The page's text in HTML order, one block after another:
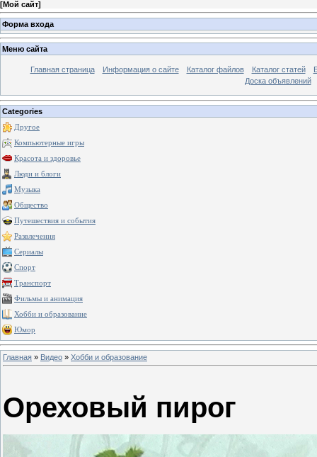
[Мой сайт]
Форма входа
Меню сайта
Главная страница Информация о сайте Каталог файлов Каталог статей
Доска объявлений
Categories
Другое
Компьютерные игры
Красота и здоровье
Люди и блоги
Музыка
Общество
Путешествия и события
Развлечения
Сериалы
Спорт
Транспорт
Фильмы и анимация
Хобби и образование
Юмор
Главная » Видео » Хобби и образование
Ореховый пирог